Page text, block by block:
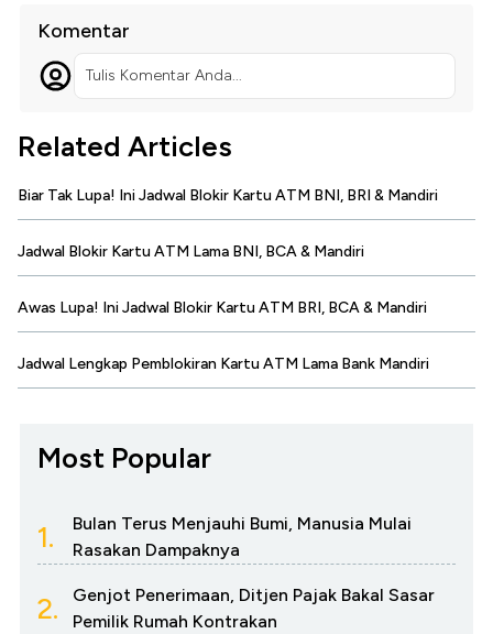
Komentar
Tulis Komentar Anda...
Related Articles
Biar Tak Lupa! Ini Jadwal Blokir Kartu ATM BNI, BRI & Mandiri
Jadwal Blokir Kartu ATM Lama BNI, BCA & Mandiri
Awas Lupa! Ini Jadwal Blokir Kartu ATM BRI, BCA & Mandiri
Jadwal Lengkap Pemblokiran Kartu ATM Lama Bank Mandiri
Most Popular
1.
Bulan Terus Menjauhi Bumi, Manusia Mulai
Rasakan Dampaknya
2.
Genjot Penerimaan, Ditjen Pajak Bakal Sasar
Pemilik Rumah Kontrakan